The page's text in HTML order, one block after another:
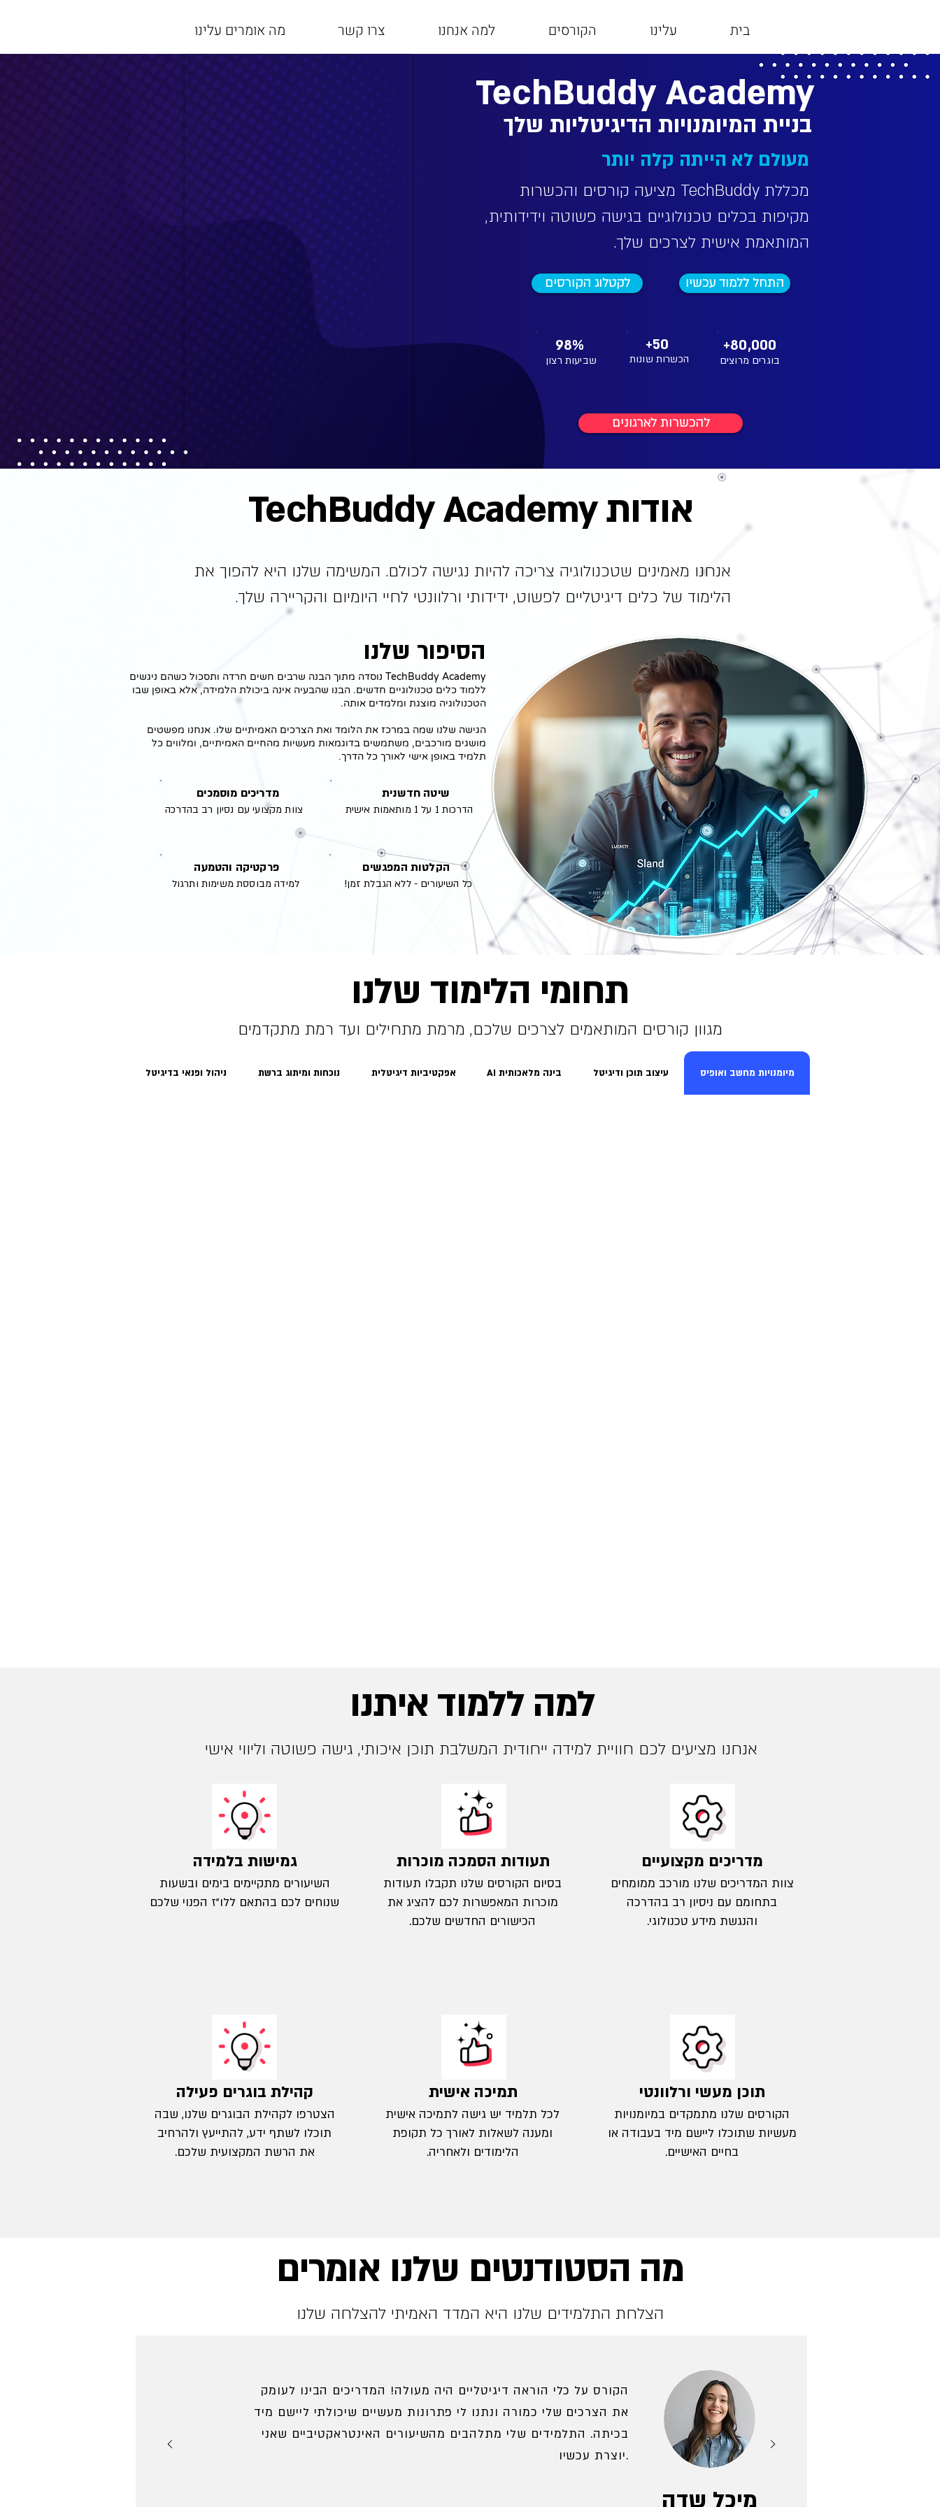
בית עלינו הקורסים למה אנחנו צרו קשר מה אומרים עלינו
בניית המיומנויות הדיגיטליות שלך
מעולם לא הייתה קלה יותר
מכללת TechBuddy מציעה קורסים והכשרות
מקיפות בכלים טכנולוגיים בגישה פשוטה וידידותית,
המותאמת אישית לצרכים שלך.
לקטלוג הקורסים התחל ללמוד עכשיו
98%
שביעות רצון
+50
הכשרות שונות
+80,000
בוגרים מרוצים
להכשרות לארגונים
TechBuddy Academy
אודות TechBuddy Academy
אנחנו מאמינים שטכנולוגיה צריכה להיות נגישה לכולם. המשימה שלנו היא להפוך את
הלימוד של כלים דיגיטליים לפשוט, ידידותי ורלוונטי לחיי היומיום והקריירה שלך.
הסיפור שלנו
TechBuddy Academy נוסדה מתוך הבנה שרבים חשים חרדה ותסכול כשהם ניגשים
ללמוד כלים טכנולוגיים חדשים. הבנו שהבעיה אינה ביכולת הלמידה, אלא באופן שבו
הטכנולוגיה מוצגת ומלמדים אותה.
הגישה שלנו שמה במרכז את הלומד ואת הצרכים האמיתיים שלו. אנחנו מפשטים
מושגים מורכבים, משתמשים בדוגמאות מעשיות מהחיים האמיתיים, ומלווים כל
תלמיד באופן אישי לאורך כל הדרך.
מדריכים מוסמכים
צוות מקצועי עם נסיון רב בהדרכה
שיטה חדשנית
הדרכות 1 על 1 מותאמות אישית
פרקטיקה והטמעה
למידה מבוססת משימות ותרגול
הקלטות המפגשים
כל השיעורים - ללא הגבלת זמן!
תחומי הלימוד שלנו
מגוון קורסים המותאמים לצרכים שלכם, מרמת מתחילים ועד רמת מתקדמים
מיומנויות מחשב ואופיס עיצוב תוכן ודיגיטל בינה מלאכותית AI אפקטיביות דיגיטלית נוכחות ומיתוג ברשת ניהול ופנאי בדיגיטל
למה ללמוד איתנו
אנחנו מציעים לכם חוויית למידה ייחודית המשלבת תוכן איכותי, גישה פשוטה וליווי אישי
גמישות בלמידה
השיעורים מתקיימים בימים ובשעות
שנוחים לכם בהתאם ללו"ז הפנוי שלכם
תעודות הסמכה מוכרות
בסיום הקורסים שלנו תקבלו תעודות
מוכרות המאפשרות לכם להציג את
הכישורים החדשים שלכם.
מדריכים מקצועיים
צוות המדריכים שלנו מורכב ממומחים
בתחומם עם ניסיון רב בהדרכה
והנגשת מידע טכנולוגי.
קהילת בוגרים פעילה
הצטרפו לקהילת הבוגרים שלנו, שבה
תוכלו לשתף ידע, להתייעץ ולהרחיב
את הרשת המקצועית שלכם.
תמיכה אישית
לכל תלמיד יש גישה לתמיכה אישית
ומענה לשאלות לאורך כל תקופת
הלימודים ולאחריה.
תוכן מעשי ורלוונטי
הקורסים שלנו מתמקדים במיומנויות
מעשיות שתוכלו ליישם מיד בעבודה או
בחיים האישיים.
מה הסטודנטים שלנו אומרים
הצלחת התלמידים שלנו היא המדד האמיתי להצלחה שלנו
הקורס על כלי הוראה דיגיטליים היה מעולה! המדריכים הבינו לעומק
את הצרכים שלי כמורה ונתנו לי פתרונות מעשיים שיכולתי ליישם מיד
בכיתה. התלמידים שלי מתלהבים מהשיעורים האינטראקטיביים שאני
יוצרת עכשיו.
מיכל שדה